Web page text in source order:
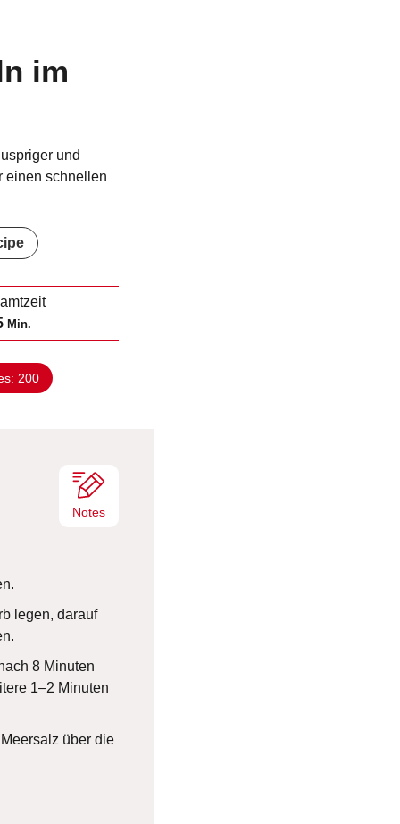
im
und
einen schnellen
M
i
n
u
Min.
200
Notes
legen, darauf
8 Minuten
1–2 Minuten
über die